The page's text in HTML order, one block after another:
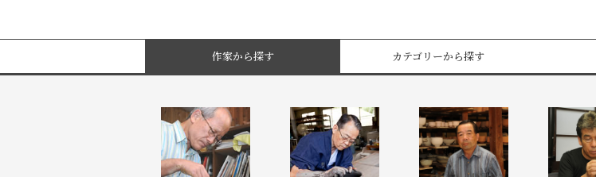
作家から探す カテゴリーから探す